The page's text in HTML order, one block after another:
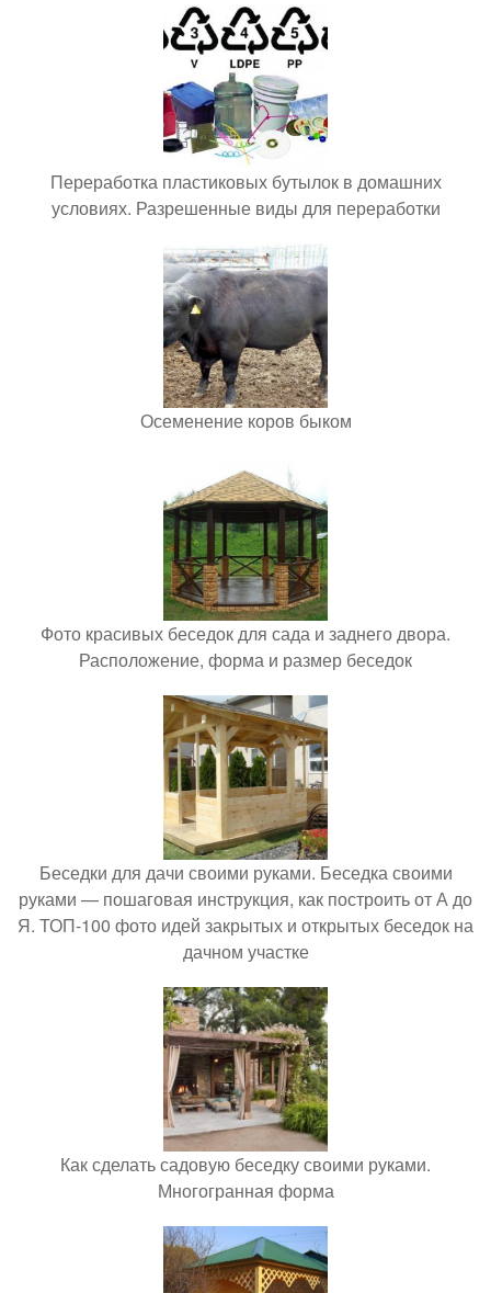
Переработка пластиковых бутылок в домашних
условиях. Разрешенные виды для переработки
Осеменение коров быком
Фото красивых беседок для сада и заднего двора.
Расположение, форма и размер беседок
Беседки для дачи своими руками. Беседка своими
руками — пошаговая инструкция, как построить от А до
Я. ТОП-100 фото идей закрытых и открытых беседок на
дачном участке
Как сделать садовую беседку своими руками.
Многогранная форма